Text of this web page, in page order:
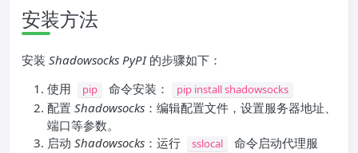
安装方法
安装 Shadowsocks PyPI的步骤如下：
使用
pip 命令安装： pip install shadowsocks
配置 Shadowsocks ：编辑配置文件，设置服务器地址、
端口等参数。
启动 Shadowsocks ：运行 sslocal
命令启动代理服